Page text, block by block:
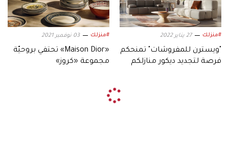
#منزلك 27 يناير 2022
"ويسترن للمفروشات" تمنحكم
فرصة لتجديد ديكور منازلكم
#منزلك 03 نوفمبر 2021
«Maison Dior» تحتفي بروحيّة
مجموعة «كروز»